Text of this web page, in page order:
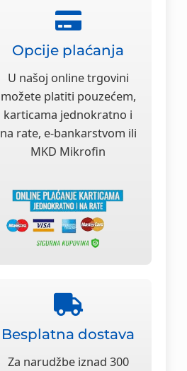
Opcije plaćanja
U našoj online trgovini
možete platiti pouzećem,
karticama jednokratno i
na rate, e-bankarstvom ili
MKD Mikrofin
Besplatna dostava
Za narudžbe iznad 300